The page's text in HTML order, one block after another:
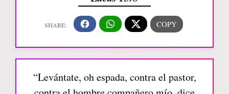
“Levántate, oh espada, contra el pastor,